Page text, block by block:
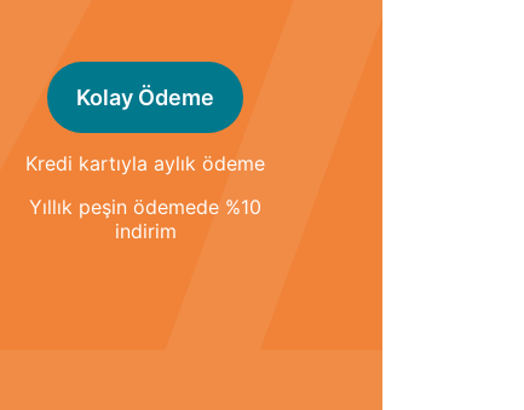
Kolay Ödeme
Kredi kartıyla aylık ödeme
Yıllık peşin ödemede %10
indirim